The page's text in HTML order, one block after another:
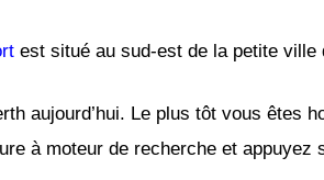
est situé au sud-est de la petite ville
aujourd’hui. Le plus tôt vous êtes
à moteur de recherche et